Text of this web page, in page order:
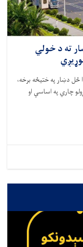
ته د خولي
ځل دښار په ختيځه برخه،
چاري په اساسي او